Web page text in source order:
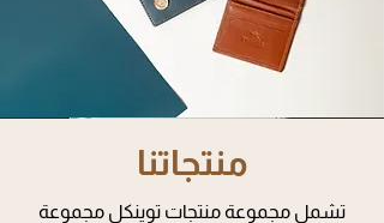
منتجاتنا
تشمل مجموعة منتجات توينكل مجموعة